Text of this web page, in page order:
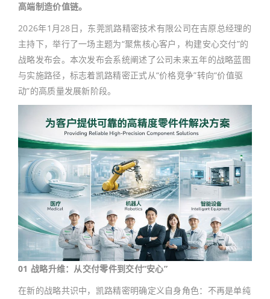
高端制造价值链。
2026年1月28日，东莞凯路精密技术有限公司在吉原总经理的
主持下，举行了一场主题为“聚焦核心客户，构建安心交付”的
战略发布会。本次发布会系统阐述了公司未来五年的战略蓝图
与实施路径，标志着凯路精密正式从“价格竞争”转向“价值驱
动”的高质量发展新阶段。
01 战略升维：从交付零件到交付“安心”
在新的战略共识中，凯路精密明确定义自身角色：不再是单纯